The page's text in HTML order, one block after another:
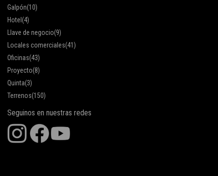
Galpón(10)
Hotel (4)
Llave de negocio(9)
Locales comerciales(41)
Oficinas(43)
Proyecto(8)
Quinta(3)
Terrenos(150)
Seguinos en nuestras redes